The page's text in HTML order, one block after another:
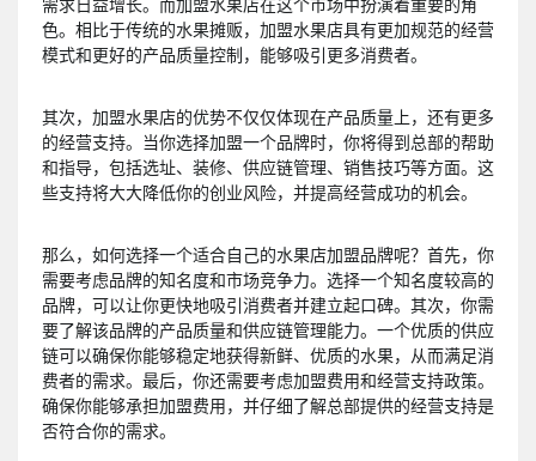
需求日益增长。而加盟水果店在这个市场中扮演着重要的角
色。相比于传统的水果摊贩，加盟水果店具有更加规范的经营
模式和更好的产品质量控制，能够吸引更多消费者。
其次，加盟水果店的优势不仅仅体现在产品质量上，还有更多
的经营支持。当你选择加盟一个品牌时，你将得到总部的帮助
和指导，包括选址、装修、供应链管理、销售技巧等方面。这
些支持将大大降低你的创业风险，并提高经营成功的机会。
那么，如何选择一个适合自己的水果店加盟品牌呢？首先，你
需要考虑品牌的知名度和市场竞争力。选择一个知名度较高的
品牌，可以让你更快地吸引消费者并建立起口碑。其次，你需
要了解该品牌的产品质量和供应链管理能力。一个优质的供应
链可以确保你能够稳定地获得新鲜、优质的水果，从而满足消
费者的需求。最后，你还需要考虑加盟费用和经营支持政策。
确保你能够承担加盟费用，并仔细了解总部提供的经营支持是
否符合你的需求。